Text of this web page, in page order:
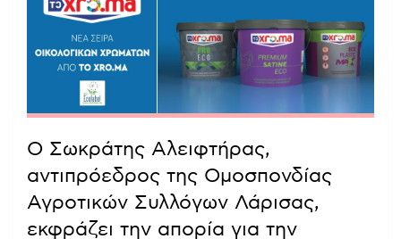
Ο Σωκράτης Αλειφτήρας,
αντιπρόεδρος της Ομοσπονδίας
Αγροτικών Συλλόγων Λάρισας,
εκφράζει την απορία για την